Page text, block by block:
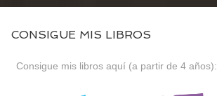
CONSIGUE MIS LIBROS
Consigue mis libros aquí (a partir de 4 años):